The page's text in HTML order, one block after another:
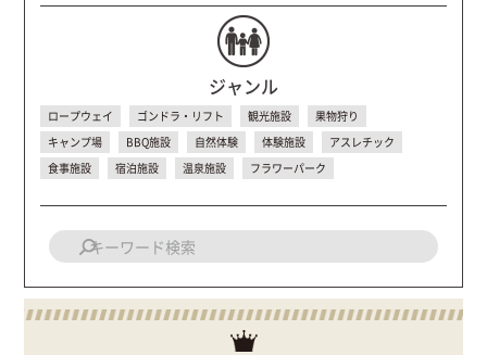
ジャンル
ロープウェイ ゴンドラ・リフト 観光施設
果物狩り
キャンプ場
BBQ施設 自然体験 体験施設
アスレチック
食事施設
宿泊施設 温泉施設 フラワーパーク